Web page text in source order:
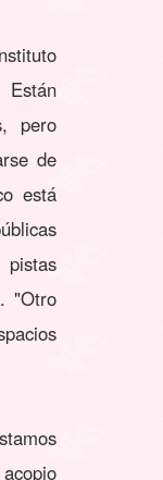
pero
de
está
pistas
"Otro